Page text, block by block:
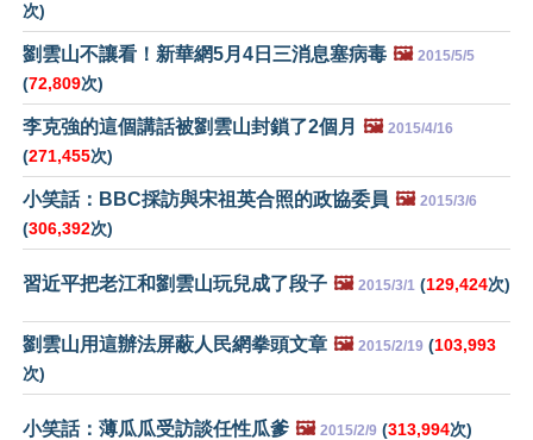
次)
劉雲山不讓看！新華網5月4日三消息塞病毒 🖼️ 2015/5/5
(72,809次)
李克強的這個講話被劉雲山封鎖了2個月 🖼️ 2015/4/16
(271,455次)
小笑話：BBC採訪與宋祖英合照的政協委員 🖼️ 2015/3/6
(306,392次)
習近平把老江和劉雲山玩兒成了段子 🖼️ 2015/3/1 (129,424次)
劉雲山用這辦法屏蔽人民網拳頭文章 🖼️ 2015/2/19 (103,993
次)
小笑話：薄瓜瓜受訪談任性瓜爹 🖼️ 2015/2/9 (313,994次)